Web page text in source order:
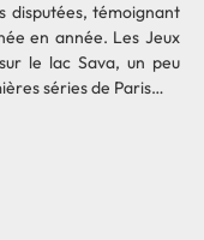
disputées, témoignant
en année. Les Jeux
le lac Sava, un peu
séries de Paris…